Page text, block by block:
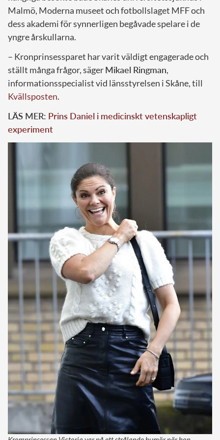
Malmö, Moderna museet och fotbollslaget MFF och
dess akademi för synnerligen begåvade spelare i de
yngre årskullarna.
– Kronprinsessparet har varit väldigt engagerade och
ställt många frågor, sägerMikael Ringman,
informationsspecialist vid länsstyrelsen i Skåne, till
Kvällsposten.
LÄS MER: Prins Daniel i medicinskt vetenskapligt
experiment